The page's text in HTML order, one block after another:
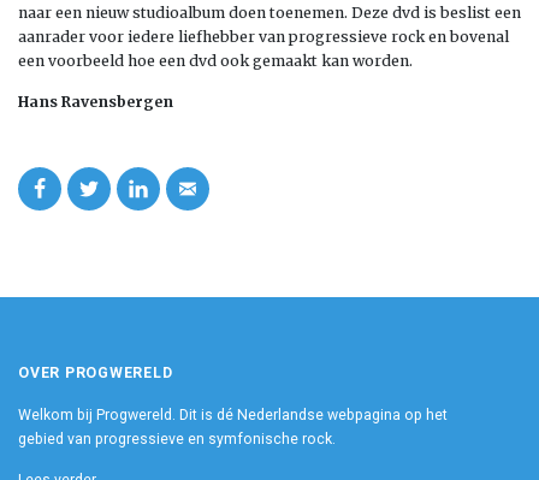
naar een nieuw studioalbum doen toenemen. Deze dvd is beslist een
aanrader voor iedere liefhebber van progressieve rock en bovenal
een voorbeeld hoe een dvd ook gemaakt kan worden.
Hans Ravensbergen
OVER PROGWERELD
Welkom bij Progwereld. Dit is dé Nederlandse webpagina op het
gebied van progressieve en symfonische rock.